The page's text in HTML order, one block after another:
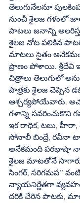
తెలుగునేలనూ
నుంచీ శైలజ గళంలో
పాటలు జనాన్ని
శైలజ నోట పలికిన
మాటలు సైతం
ప్రాణం పోశాయి. శ్రీదేవి
చిత్రాలు తెలుగులో
పాత్రకు శైలజ చెప్పిన డబ్బింగ్‌ చూసి
ఆశ్చర్యపోయేవారు.
గళాన్ని సవరించుకొని
ఇక రాధిక, టబు, హీరా,
సోనాలీ బింద్రే, రవీనా
అనేకమంది పరభాషా
శైలజ మాటతోనే సాగారు.
సింగర్‌, సరిగమప’’ వంటి కార్యక్రమాల్లో శైలజ
న్యాయనిర్ణేతగా
దరికి చేరిన పాటకు,